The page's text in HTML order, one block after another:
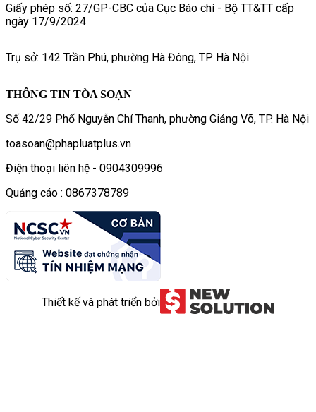
Giấy phép số: 27/GP-CBC của Cục Báo chí - Bộ TT&TT cấp
ngày 17/9/2024
Trụ sở: 142 Trần Phú, phường Hà Đông, TP Hà Nội
THÔNG TIN TÒA SOẠN
Số 42/29 Phố Nguyễn Chí Thanh, phường Giảng Võ, TP. Hà Nội
toasoan@phapluatplus.vn
Điện thoại liên hệ - 0904309996
Quảng cáo : 0867378789
Thiết kế và phát triển bởi